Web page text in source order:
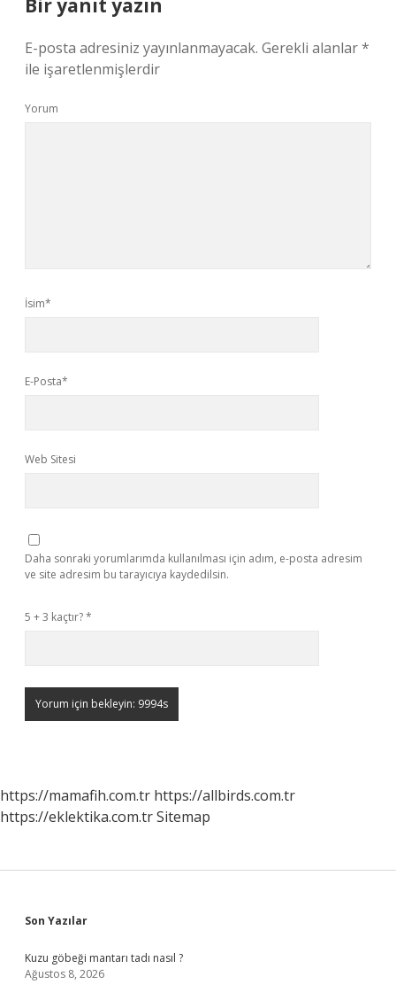
Bir yanıt yazın
E-posta adresiniz yayınlanmayacak. Gerekli alanlar*
ile işaretlenmişlerdir
Yorum
İsim*
E-Posta*
Web Sitesi
Daha sonraki yorumlarımda kullanılması için adım, e-posta adresim
ve site adresim bu tarayıcıya kaydedilsin.
5 + 3 kaçtır?*
https://mamafih.com.tr https://allbirds.com.tr
https://eklektika.com.trSitemap
Sidebar
Son Yazılar
Kuzu göbeği mantarı tadı nasıl ?
Ağustos 8, 2026